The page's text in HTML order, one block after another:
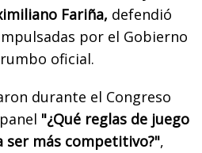
Fariña, defendió
por el Gobierno
oficial.
durante el Congreso
"¿Qué reglas de juego
ser más competitivo?",